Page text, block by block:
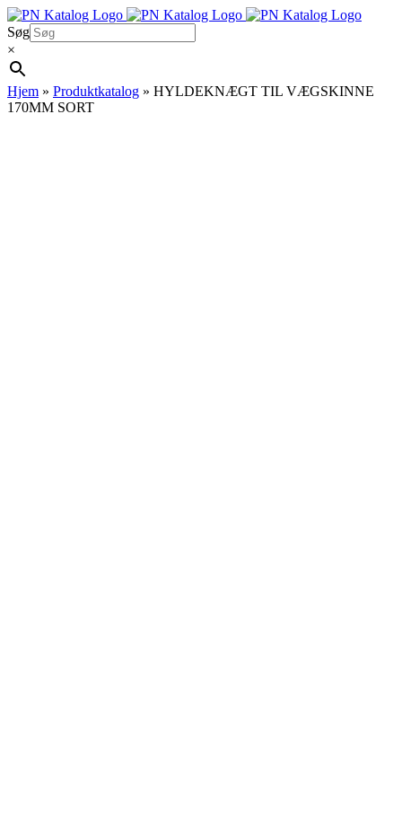
Skip
to
content
Søg
×
Hjem » Produktkatalog » HYLDEKNÆGT TIL VÆGSKINNE
170MM SORT